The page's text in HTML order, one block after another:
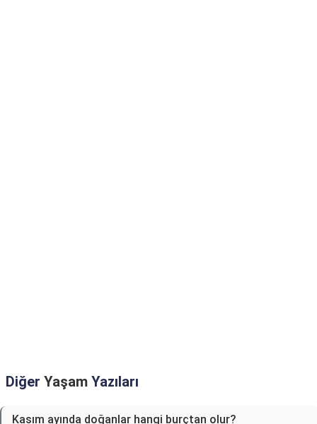
Diğer Yaşam Yazıları
Kasım ayında doğanlar hangi burçtan olur?